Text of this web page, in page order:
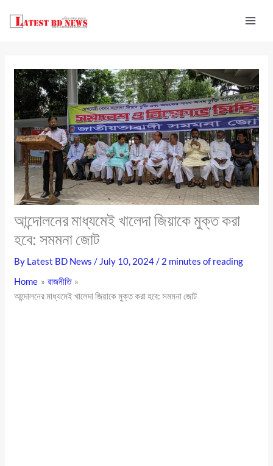
আন্দোলনের মাধ্যমেই খালেদা জিয়াকে মুক্ত করা
হবে: সমমনা জোট
By Latest BD News/ July 10, 2024/ 2 minutes of reading
Home
রাজনীতি
আন্দোলনের মাধ্যমেই খালেদা জিয়াকে মুক্ত করা হবে: সমমনা জোট